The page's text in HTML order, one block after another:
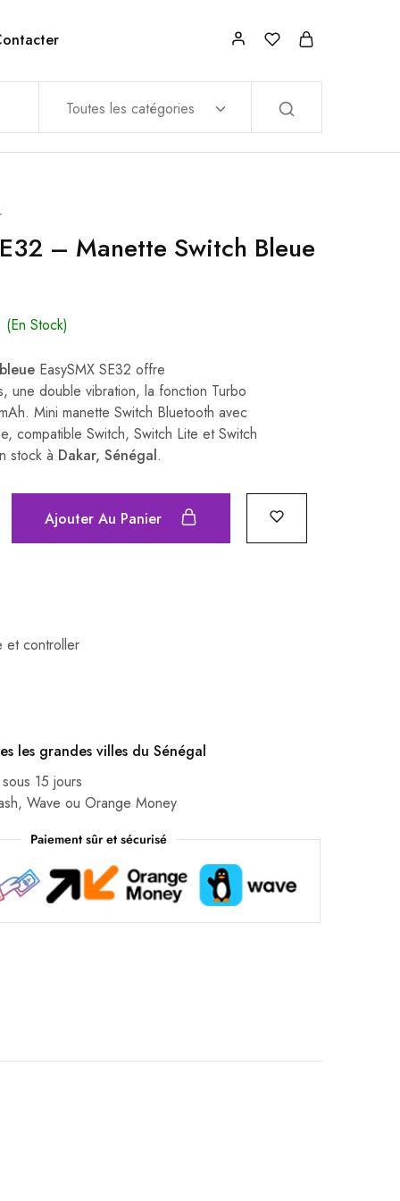
Toutes les catégories
– Manette Switch Bleue
(En Stock)
EasySMX SE32 offre
une double vibration, la fonction Turbo
Mini manette Switch Bluetooth avec
compatible Switch, Switch Lite et Switch
stock à Dakar, Sénégal.
Ajouter Au Panier
et controller
les grandes villes du Sénégal
15 jours
Wave ou Orange Money
Paiement sûr et sécurisé